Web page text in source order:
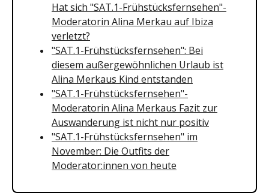
Hat sich "SAT.1-Frühstücksfernsehen"-
Moderatorin Alina Merkau auf Ibiza
verletzt?
"SAT.1-Frühstücksfernsehen": Bei
diesem außergewöhnlichen Urlaub ist
Alina Merkaus Kind entstanden
"SAT.1-Frühstücksfernsehen"-
Moderatorin Alina Merkaus Fazit zur
Auswanderung ist nicht nur positiv
"SAT.1-Frühstücksfernsehen" im
November: Die Outfits der
Moderator:innen von heute